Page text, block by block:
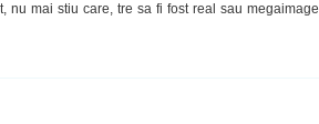
nu mai stiu care, tre sa fi fost real sau megaimage